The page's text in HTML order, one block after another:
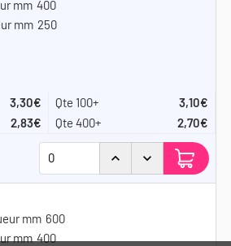
400
250
3,30€
3,10€
2,83€
2,70€
600
400